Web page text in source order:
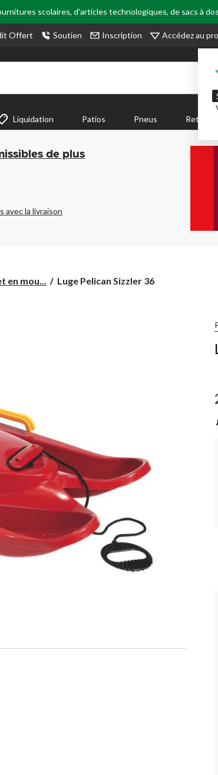
scolaires, d'articles technologiques, de sacs à
Offert Soutien Inscription Accédez au
Liquidation Patios Pneus Retour
de plus
avec la livraison
en mou...
Luge
Luge Pelican Sizzler 36